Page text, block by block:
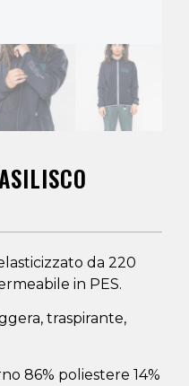
da 220
in PES.
traspirante,
86% poliestere 14%